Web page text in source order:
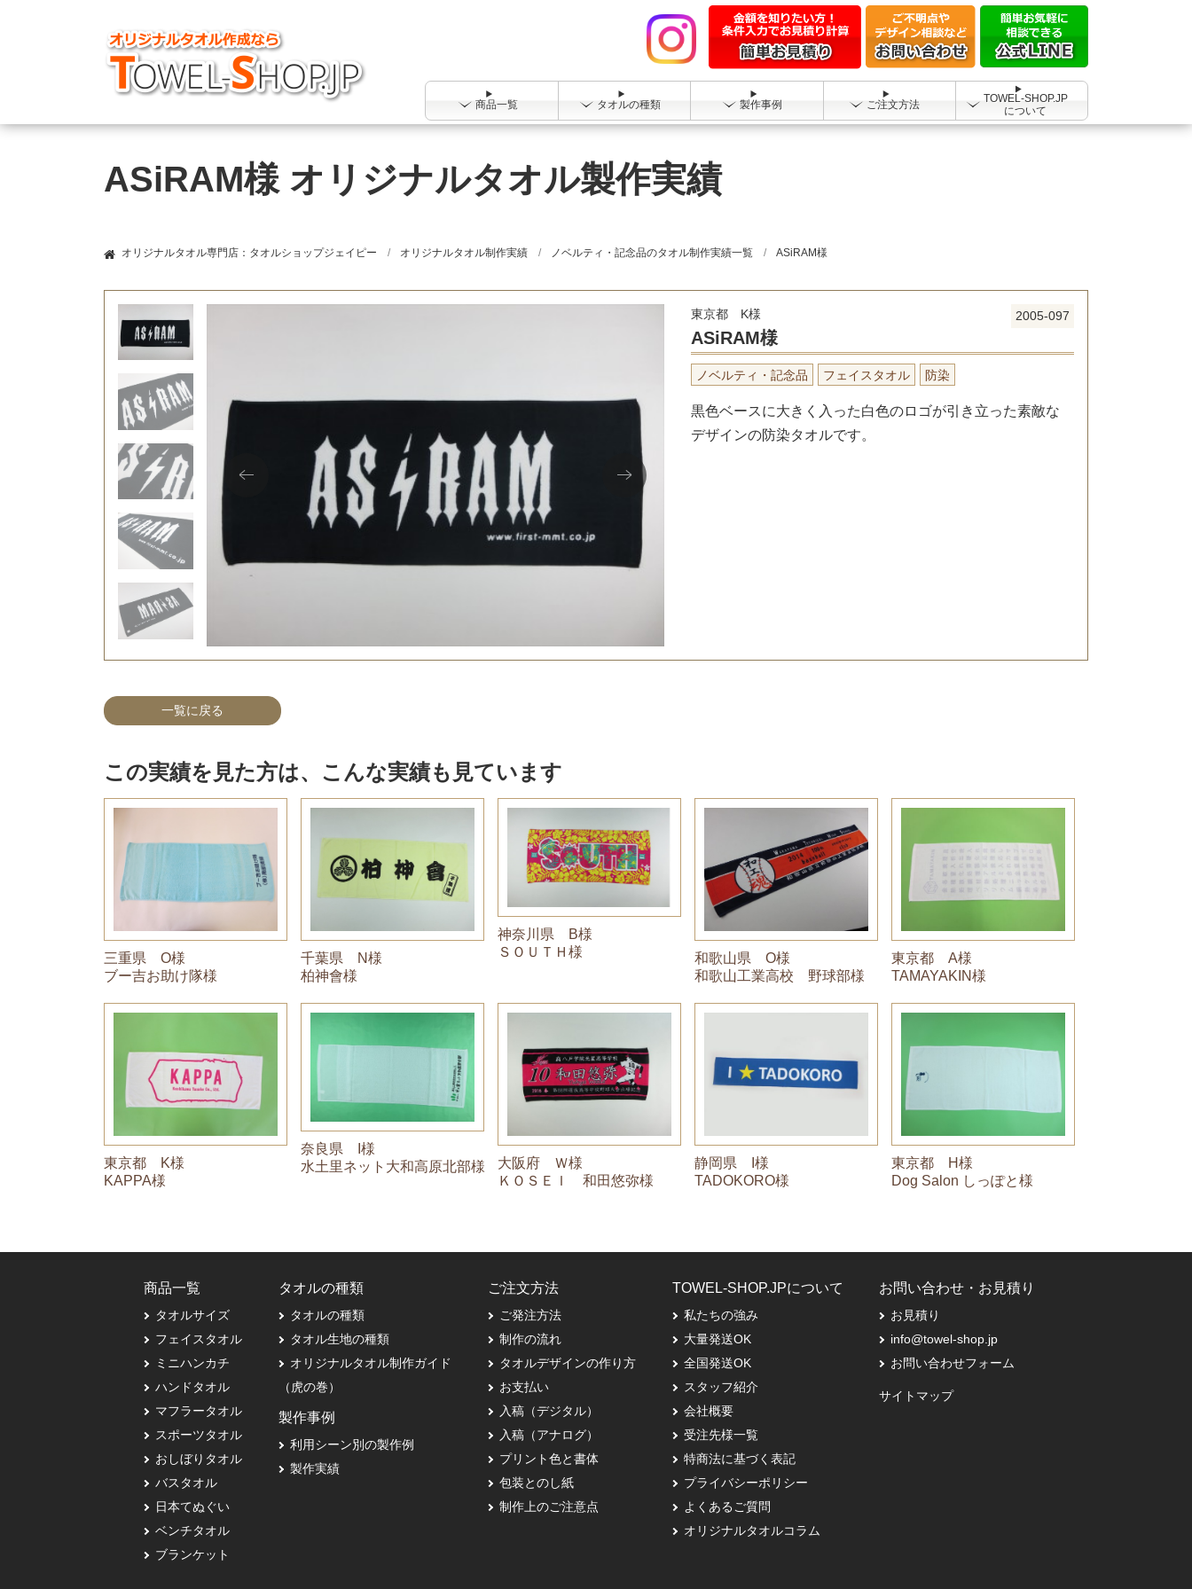
商品一覧 タオルの種類 製作事例 ご注文方法
TOWEL-SHOP.JP
について
ASiRAM様 オリジナルタオル製作実績
オリジナルタオル専門店：タオルショップジェイピー オリジナルタオル制作実績 ノベルティ・記念品のタオル制作実績一覧 ASiRAM様
2005-097
東京都 K様
ASiRAM様
ノベルティ・記念品 フェイスタオル 防染
黒色ベースに大きく入った白色のロゴが引き立った素敵な
デザインの防染タオルです。
一覧に戻る
この実績を見た方は、こんな実績も見ています
三重県 O様
ブー吉お助け隊様
千葉県 N様
柏神會様
神奈川県 B様
ＳＯＵＴＨ様
和歌山県 O様
和歌山工業高校 野球部様
東京都 A様
TAMAYAKIN様
東京都 K様
KAPPA様
奈良県 I様
水土里ネット大和高原北部様
大阪府 Ｗ様
ＫＯＳＥＩ 和田悠弥様
静岡県 I様
TADOKORO様
東京都 H様
Dog Salon しっぽと様
商品一覧
タオルサイズ
フェイスタオル
ミニハンカチ
ハンドタオル
マフラータオル
スポーツタオル
おしぼりタオル
バスタオル
日本てぬぐい
ベンチタオル
ブランケット
タオルの種類
タオルの種類
タオル生地の種類
オリジナルタオル制作ガイド
（虎の巻）
製作事例
利用シーン別の製作例
製作実績
ご注文方法
ご発注方法
制作の流れ
タオルデザインの作り方
お支払い
入稿（デジタル）
入稿（アナログ）
プリント色と書体
包装とのし紙
制作上のご注意点
TOWEL-SHOP.JPについて
私たちの強み
大量発送OK
全国発送OK
スタッフ紹介
会社概要
受注先様一覧
特商法に基づく表記
プライバシーポリシー
よくあるご質問
オリジナルタオルコラム
お問い合わせ・お見積り
お見積り
info@towel-shop.jp
お問い合わせフォーム
サイトマップ